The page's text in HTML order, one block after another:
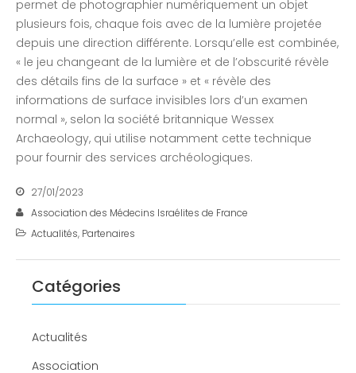
permet de photographier numériquement un objet
plusieurs fois, chaque fois avec de la lumière projetée
depuis une direction différente. Lorsqu’elle est combinée,
« le jeu changeant de la lumière et de l’obscurité révèle
des détails fins de la surface » et « révèle des
informations de surface invisibles lors d’un examen
normal », selon la société britannique Wessex
Archaeology, qui utilise notamment cette technique
pour fournir des services archéologiques.
27/01/2023
Association des Médecins Israélites de France
Actualités, Partenaires
Catégories
Actualités
Association